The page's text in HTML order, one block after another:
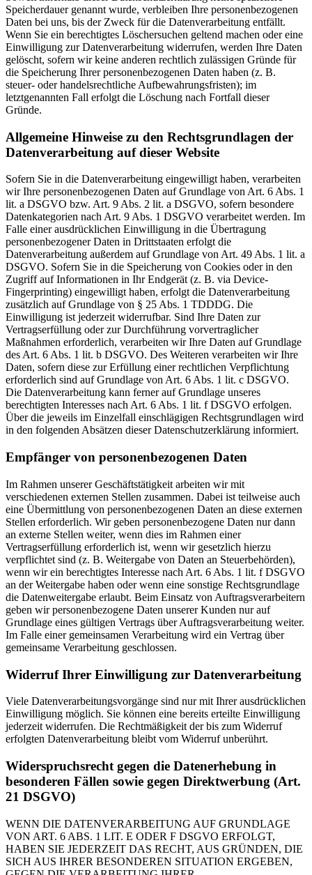
Speicherdauer genannt wurde, verbleiben Ihre personenbezogenen
Daten bei uns, bis der Zweck für die Datenverarbeitung entfällt.
Wenn Sie ein berechtigtes Löschersuchen geltend machen oder eine
Einwilligung zur Datenverarbeitung widerrufen, werden Ihre Daten
gelöscht, sofern wir keine anderen rechtlich zulässigen Gründe für
die Speicherung Ihrer personenbezogenen Daten haben (z. B.
steuer- oder handelsrechtliche Aufbewahrungsfristen); im
letztgenannten Fall erfolgt die Löschung nach Fortfall dieser
Gründe.
Allgemeine Hinweise zu den Rechtsgrundlagen der
Datenverarbeitung auf dieser Website
Sofern Sie in die Datenverarbeitung eingewilligt haben, verarbeiten
wir Ihre personenbezogenen Daten auf Grundlage von Art. 6 Abs. 1
lit. a DSGVO bzw. Art. 9 Abs. 2 lit. a DSGVO, sofern besondere
Datenkategorien nach Art. 9 Abs. 1 DSGVO verarbeitet werden. Im
Falle einer ausdrücklichen Einwilligung in die Übertragung
personenbezogener Daten in Drittstaaten erfolgt die
Datenverarbeitung außerdem auf Grundlage von Art. 49 Abs. 1 lit. a
DSGVO. Sofern Sie in die Speicherung von Cookies oder in den
Zugriff auf Informationen in Ihr Endgerät (z. B. via Device-
Fingerprinting) eingewilligt haben, erfolgt die Datenverarbeitung
zusätzlich auf Grundlage von § 25 Abs. 1 TDDDG. Die
Einwilligung ist jederzeit widerrufbar. Sind Ihre Daten zur
Vertragserfüllung oder zur Durchführung vorvertraglicher
Maßnahmen erforderlich, verarbeiten wir Ihre Daten auf Grundlage
des Art. 6 Abs. 1 lit. b DSGVO. Des Weiteren verarbeiten wir Ihre
Daten, sofern diese zur Erfüllung einer rechtlichen Verpflichtung
erforderlich sind auf Grundlage von Art. 6 Abs. 1 lit. c DSGVO.
Die Datenverarbeitung kann ferner auf Grundlage unseres
berechtigten Interesses nach Art. 6 Abs. 1 lit. f DSGVO erfolgen.
Über die jeweils im Einzelfall einschlägigen Rechtsgrundlagen wird
in den folgenden Absätzen dieser Datenschutzerklärung informiert.
Empfänger von personenbezogenen Daten
Im Rahmen unserer Geschäftstätigkeit arbeiten wir mit
verschiedenen externen Stellen zusammen. Dabei ist teilweise auch
eine Übermittlung von personenbezogenen Daten an diese externen
Stellen erforderlich. Wir geben personenbezogene Daten nur dann
an externe Stellen weiter, wenn dies im Rahmen einer
Vertragserfüllung erforderlich ist, wenn wir gesetzlich hierzu
verpflichtet sind (z. B. Weitergabe von Daten an Steuerbehörden),
wenn wir ein berechtigtes Interesse nach Art. 6 Abs. 1 lit. f DSGVO
an der Weitergabe haben oder wenn eine sonstige Rechtsgrundlage
die Datenweitergabe erlaubt. Beim Einsatz von Auftragsverarbeitern
geben wir personenbezogene Daten unserer Kunden nur auf
Grundlage eines gültigen Vertrags über Auftragsverarbeitung weiter.
Im Falle einer gemeinsamen Verarbeitung wird ein Vertrag über
gemeinsame Verarbeitung geschlossen.
Widerruf Ihrer Einwilligung zur Datenverarbeitung
Viele Datenverarbeitungsvorgänge sind nur mit Ihrer ausdrücklichen
Einwilligung möglich. Sie können eine bereits erteilte Einwilligung
jederzeit widerrufen. Die Rechtmäßigkeit der bis zum Widerruf
erfolgten Datenverarbeitung bleibt vom Widerruf unberührt.
Widerspruchsrecht gegen die Datenerhebung in
besonderen Fällen sowie gegen Direktwerbung (Art.
21 DSGVO)
WENN DIE DATENVERARBEITUNG AUF GRUNDLAGE
VON ART. 6 ABS. 1 LIT. E ODER F DSGVO ERFOLGT,
HABEN SIE JEDERZEIT DAS RECHT, AUS GRÜNDEN, DIE
SICH AUS IHRER BESONDEREN SITUATION ERGEBEN,